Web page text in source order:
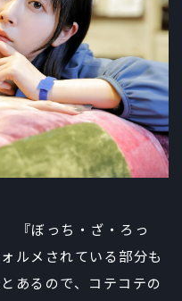
『ぼっち・ざ・ろっ
ルメされている部分も
あるので、コテコテの